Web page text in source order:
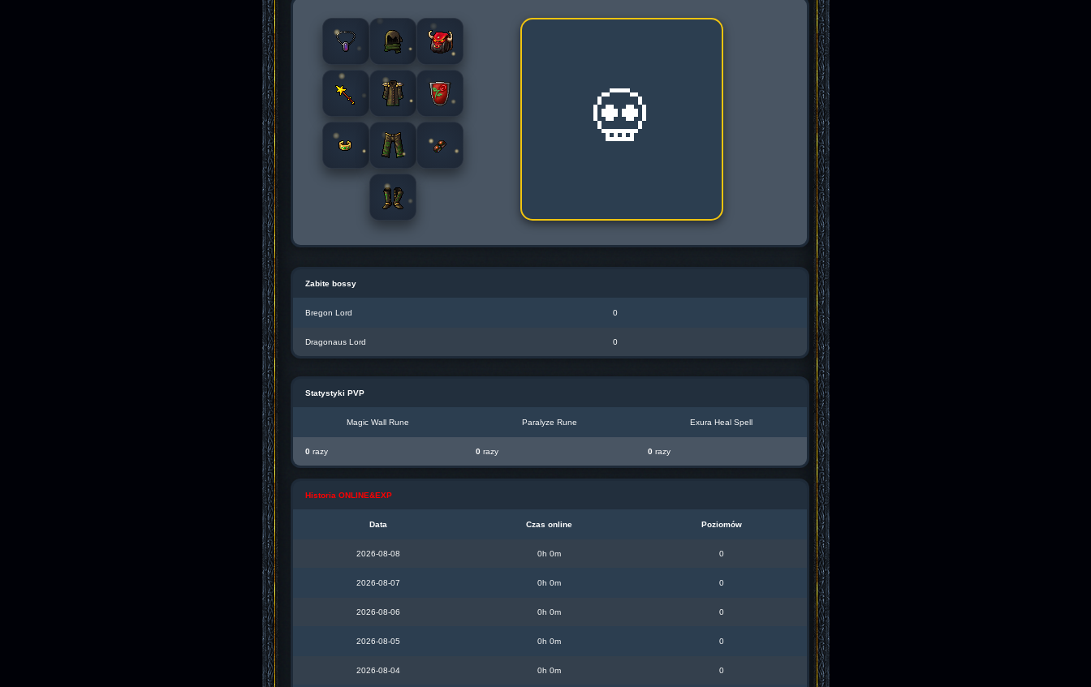
💀
Zabite bossy
Bregon Lord 0
Dragonaus Lord 0
Statystyki PVP
Magic Wall Rune Paralyze Rune Exura Heal Spell
0 razy 0 razy 0 razy
Historia ONLINE&EXP
Data Czas online Poziomów
2026-08-08 0h 0m 0
2026-08-07 0h 0m 0
2026-08-06 0h 0m 0
2026-08-05 0h 0m 0
2026-08-04 0h 0m 0